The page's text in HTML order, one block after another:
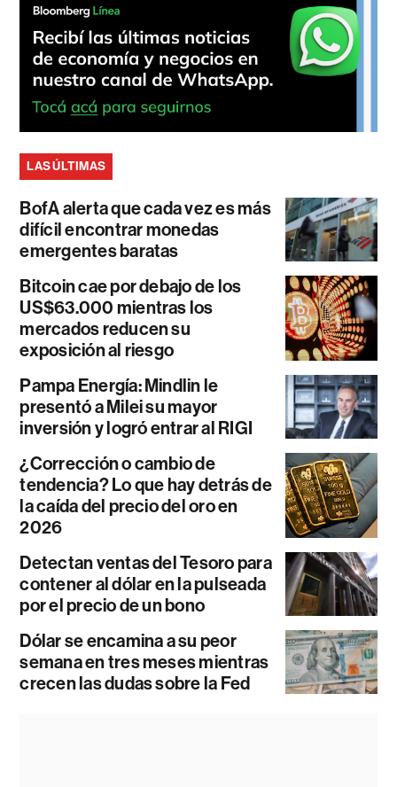
LAS ÚLTIMAS
BofA alerta que cada vez es más
difícil encontrar monedas
emergentes baratas
Bitcoin cae por debajo de los
US$63.000 mientras los
mercados reducen su
exposición al riesgo
Pampa Energía: Mindlin le
presentó a Milei su mayor
inversión y logró entrar al RIGI
¿Corrección o cambio de
tendencia? Lo que hay detrás de
la caída del precio del oro en
2026
Detectan ventas del Tesoro para
contener al dólar en la pulseada
por el precio de un bono
Dólar se encamina a su peor
semana en tres meses mientras
crecen las dudas sobre la Fed